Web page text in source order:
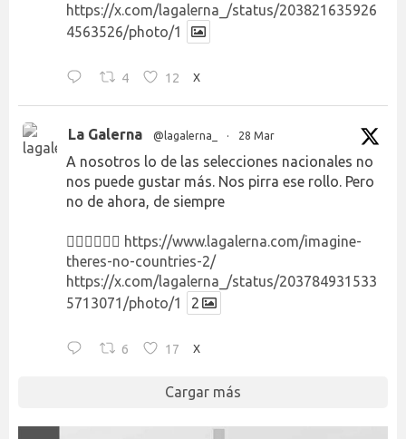
https://x.com/lagalerna_/status/203821635926
4563526/photo/1
4 12 X
La Galerna @lagalerna_ · 28 Mar
A nosotros lo de las selecciones nacionales no
nos puede gustar más. Nos pirra ese rollo. Pero
no de ahora, de siempre
👉🏻👉🏻👉🏻 https://www.lagalerna.com/imagine-
theres-no-countries-2/
https://x.com/lagalerna_/status/203784931533
5713071/photo/1
2
6 17 X
Cargar más